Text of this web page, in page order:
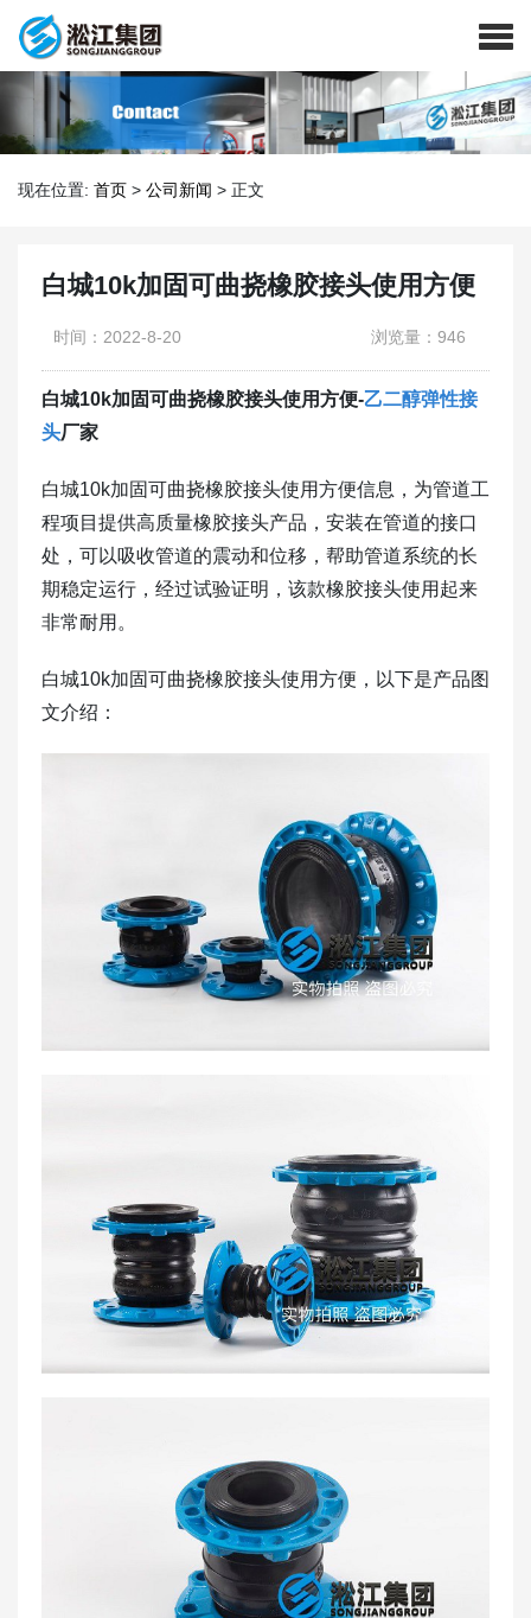
现在位置: 首页 > 公司新闻 > 正文
白城10k加固可曲挠橡胶接头使用方便
时间：2022-8-20 浏览量：946
白城10k加固可曲挠橡胶接头使用方便-乙二醇弹性接
头厂家
​白城10k加固可曲挠橡胶接头使用方便信息，为管道工
程项目提供高质量橡胶接头产品，安装在管道的接口
处，可以吸收管道的震动和位移，帮助管道系统的长
期稳定运行，经过试验证明，该款橡胶接头使用起来
非常耐用。
白城10k加固可曲挠橡胶接头使用方便，以下是产品图
文介绍：